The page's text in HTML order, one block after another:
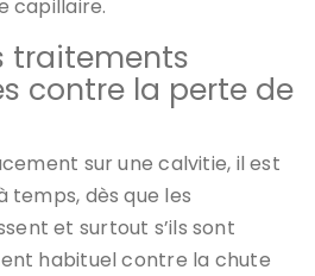
capillaire.
traitements
contre la perte de
sur une calvitie, il est
dès que les
et surtout s’ils sont
habituel contre la chute